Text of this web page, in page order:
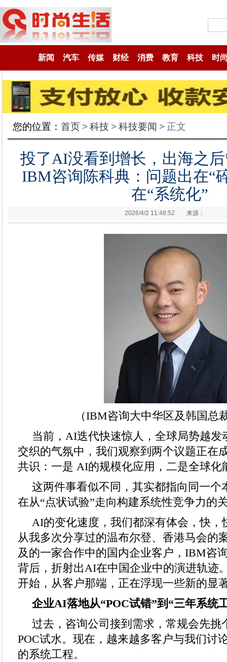
新闻 汽车 传媒 财经 消费 教育 科技 时
您的位置： 首页 >科技 >科技要闻 > 正文
投了AI没看到增长，出海之
IBM咨询陈科典：问题出在“
在“系统化”
2026/4/2 11:48:52 来源：
（IBM咨询大中华区及韩国总
当前，AI迭代快速惊人，全球局势越发
交织的气氛中，我们观察到两个议题正在
共识：一是 AI的规模化应用，二是全球化
这两件事看似不同，其实都指向同一
在从“点状试验”走向构建系统性竞争力的
AI的变化速度，我们都深有体会，快，
从我多次分享过的温布尔登、香港马会的
及的一家合作中的国内企业客户，IBM咨
背后，折射出AI在中国企业中的演进轨迹
开始，从客户那端，正在浮现一些新的显
企业AI落地从“POC试错”到“三年系统
过去，咨询公司接到需求，常规会先挑
POC试水。现在，越来越多客户与我们讨
的系统工程。